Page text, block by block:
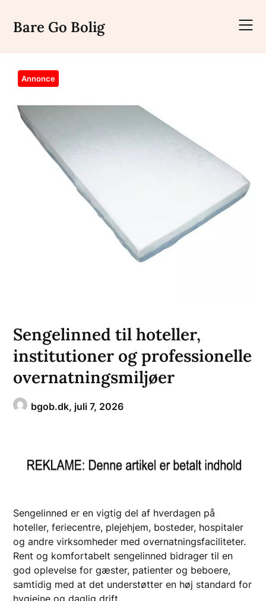
content
Bare Go Bolig
Annonce
Sengelinned til hoteller,
institutioner og professionelle
overnatningsmiljøer
bgob.dk, juli 7, 2026
Sengelinned er en vigtig del af hverdagen på
hoteller, feriecentre, plejehjem, bosteder, hospitaler
og andre virksomheder med overnatningsfaciliteter.
Rent og komfortabelt sengelinned bidrager til en
god oplevelse for gæster, patienter og beboere,
samtidig med at det understøtter en høj standard for